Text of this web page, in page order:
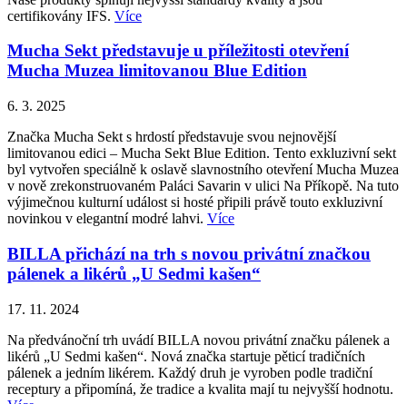
certifikovány IFS. Více
Mucha Sekt představuje u příležitosti otevření
Mucha Muzea limitovanou Blue Edition
6. 3. 2025
Značka Mucha Sekt s hrdostí představuje svou nejnovější
limitovanou edici – Mucha Sekt Blue Edition. Tento exkluzivní sekt
byl vytvořen speciálně k oslavě slavnostního otevření Mucha Muzea
v nově zrekonstruovaném Paláci Savarin v ulici Na Příkopě. Na tuto
výjimečnou kulturní událost si hosté připili právě touto exkluzivní
novinkou v elegantní modré lahvi. Více
BILLA přichází na trh s novou privátní značkou
pálenek a likérů „U Sedmi kašen“
17. 11. 2024
Na předvánoční trh uvádí BILLA novou privátní značku pálenek a
likérů „U Sedmi kašen“. Nová značka startuje pěticí tradičních
pálenek a jedním likérem. Každý druh je vyroben podle tradiční
receptury a připomíná, že tradice a kvalita mají tu nejvyšší hodnotu.